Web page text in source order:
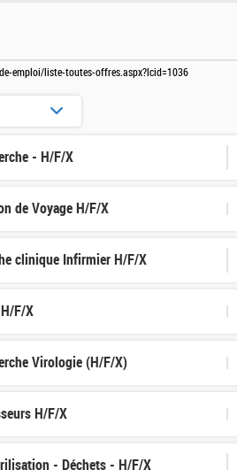
emploi/liste-toutes-offres.aspx?lcid=1036
- H/F/X
de Voyage H/F/X
clinique Infirmier H/F/X
F/X
Virologie (H/F/X)
H/F/X
- Déchets - H/F/X